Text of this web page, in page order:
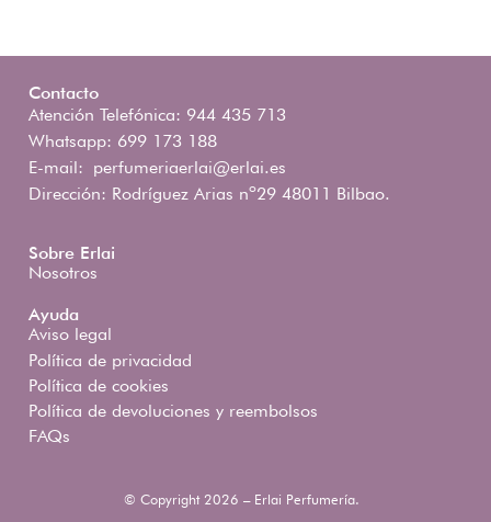
Contacto
Atención Telefónica: 944 435 713
Whatsapp: 699 173 188
E-mail: perfumeriaerlai@erlai.es
Dirección: Rodríguez Arias nº29 48011 Bilbao.
Sobre Erlai
Nosotros
Ayuda
Aviso legal
Política de privacidad
Política de cookies
Política de devoluciones y reembolsos
FAQs
© Copyright 2026 – Erlai Perfumería.